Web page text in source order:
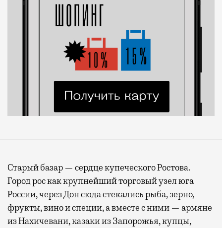
Старый базар — сердце купеческого Ростова.
Город рос как крупнейший торговый узел юга
России, через Дон сюда стекались рыба, зерно,
фрукты, вино и специи, а вместе с ними — армяне
из Нахичевани, казаки из Запорожья, купцы,